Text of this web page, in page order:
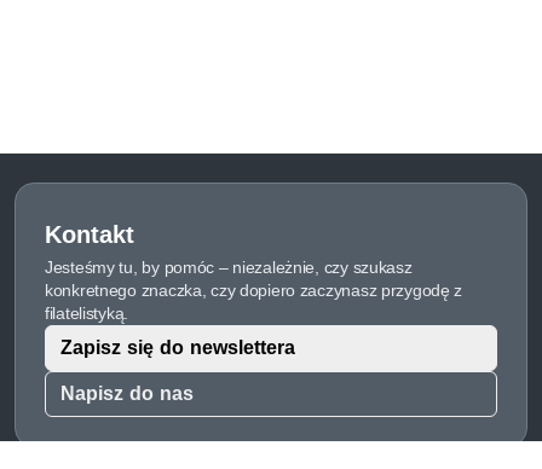
Kontakt
Jesteśmy tu, by pomóc – niezależnie, czy szukasz
konkretnego znaczka, czy dopiero zaczynasz przygodę z
filatelistyką.
Napisz do nas
Zapisz się do newslettera